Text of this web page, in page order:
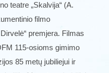
teatre „Skalvija“ (A.
filmo
premjera. Filmas
115-osioms gimimo
85 metų jubiliejui ir